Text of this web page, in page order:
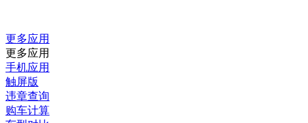
更多应用
更多应用
手机应用
触屏版
违章查询
购车计算